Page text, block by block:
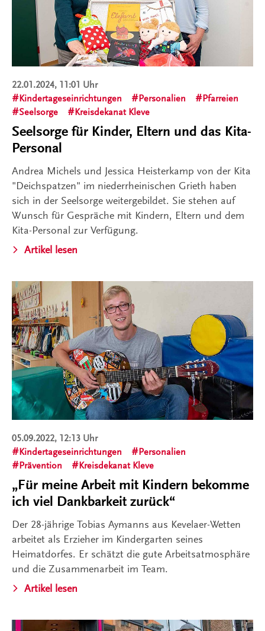
22.01.2024, 11:01 Uhr
Kindertageseinrichtungen
Personalien
Pfarreien
Seelsorge
Kreisdekanat Kleve
Seelsorge für Kinder, Eltern und das Kita-
Personal
Andrea Michels und Jessica Heisterkamp von der Kita
"Deichspatzen" im niederrheinischen Grieth haben
sich in der Seelsorge weitergebildet. Sie stehen auf
Wunsch für Gespräche mit Kindern, Eltern und dem
Kita-Personal zur Verfügung.
Artikel lesen
05.09.2022, 12:13 Uhr
Kindertageseinrichtungen
Personalien
Prävention
Kreisdekanat Kleve
„Für meine Arbeit mit Kindern bekomme
ich viel Dankbarkeit zurück“
Der 28-jährige Tobias Aymanns aus Kevelaer-Wetten
arbeitet als Erzieher im Kindergarten seines
Heimatdorfes. Er schätzt die gute Arbeitsatmosphäre
und die Zusammenarbeit im Team.
Artikel lesen